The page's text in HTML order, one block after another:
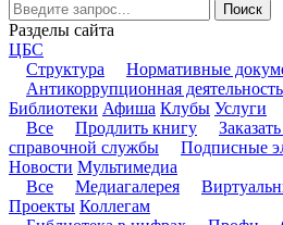
Поиск
Разделы сайта
ЦБС
Структура
Нормативные
Антикоррупционная деятельность
Библиотеки Афиша Клубы Услуги
Все
Продлить книгу
справочной службы
Подписные
Новости Мультимедиа
Все
Медиагалерея
Проекты Коллегам